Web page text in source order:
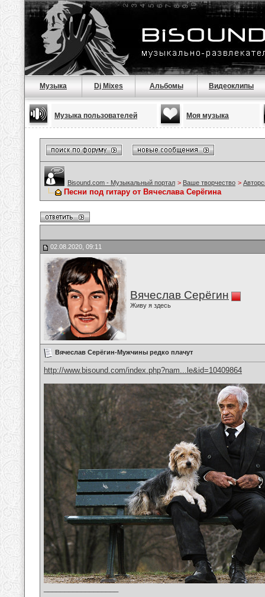
Музыка Dj Mixes Альбомы Видеоклипы
Музыка пользователей Моя музыка
Bisound.com - Музыкальный портал > Ваше творчество >
Песни под гитару от Вячеслава Серёгина
02.08.2020, 09:11
Вячеслав Серёгин
Живу я здесь
Вячеслав Серёгин-Мужчины редко плачут
http://www.bisound.com/index.php?nam...le&id=10409864